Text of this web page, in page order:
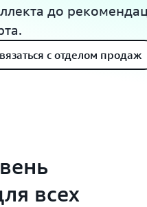
до
с отделом продаж
всех